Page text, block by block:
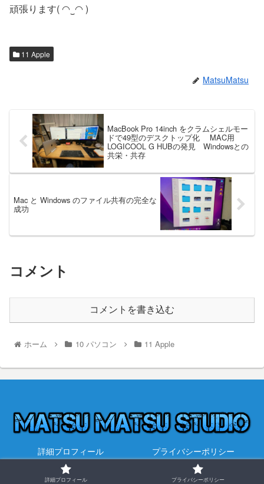
頑張ります( ◠‿◠ )
11 Apple
MatsuMatsu
MacBook Pro 14inch をクラムシェルモー
ドで49型のデスクトップ化 MAC用
LOGICOOL G HUBの発見 Windowsとの
共栄・共存
Mac と Windows のファイル共有の完全な
成功
コメント
コメントを書き込む
ホーム 10 パソコン 11 Apple
詳細プロフィール
プライバシーポリシー
詳細プロフィール プライバシーポリシー